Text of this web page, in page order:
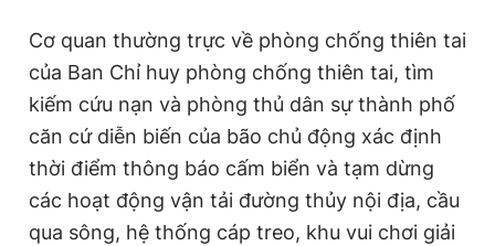
Cơ quan thường trực về phòng chống thiên tai
của Ban Chỉ huy phòng chống thiên tai, tìm
kiếm cứu nạn và phòng thủ dân sự thành phố
căn cứ diễn biến của bão chủ động xác định
thời điểm thông báo cấm biển và tạm dừng
các hoạt động vận tải đường thủy nội địa, cầu
qua sông, hệ thống cáp treo, khu vui chơi giải